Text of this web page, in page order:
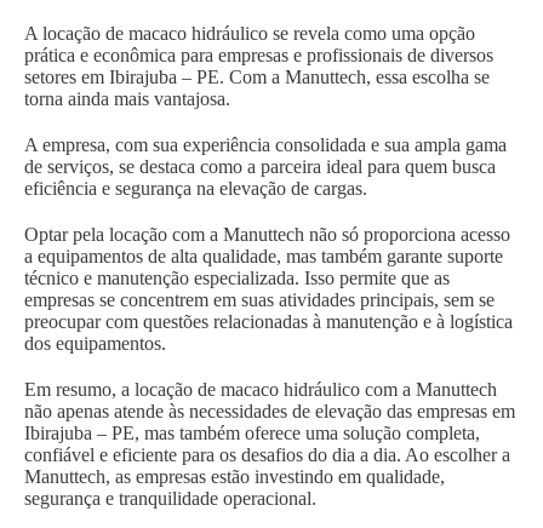
A locação de macaco hidráulico se revela como uma opção
prática e econômica para empresas e profissionais de diversos
setores em Ibirajuba – PE. Com a Manuttech, essa escolha se
torna ainda mais vantajosa.
A empresa, com sua experiência consolidada e sua ampla gama
de serviços, se destaca como a parceira ideal para quem busca
eficiência e segurança na elevação de cargas.
Optar pela locação com a Manuttech não só proporciona acesso
a equipamentos de alta qualidade, mas também garante suporte
técnico e manutenção especializada. Isso permite que as
empresas se concentrem em suas atividades principais, sem se
preocupar com questões relacionadas à manutenção e à logística
dos equipamentos.
Em resumo, a locação de macaco hidráulico com a Manuttech
não apenas atende às necessidades de elevação das empresas em
Ibirajuba – PE, mas também oferece uma solução completa,
confiável e eficiente para os desafios do dia a dia. Ao escolher a
Manuttech, as empresas estão investindo em qualidade,
segurança e tranquilidade operacional.